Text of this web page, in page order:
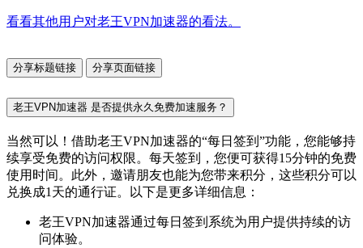
看看其他用户对老王VPN加速器的看法。
分享标题链接 分享页面链接
老王VPN加速器 是否提供永久免费加速服务？
当然可以！借助老王VPN加速器的“每日签到”功能，您能够持
续享受免费的访问权限。每天签到，您便可获得15分钟的免费
使用时间。此外，邀请朋友也能为您带来积分，这些积分可以
兑换成1天的通行证。以下是更多详细信息：
老王VPN加速器通过每日签到系统为用户提供持续的访
问体验。